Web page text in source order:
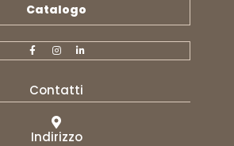
Catalogo
Contatti
Indirizzo